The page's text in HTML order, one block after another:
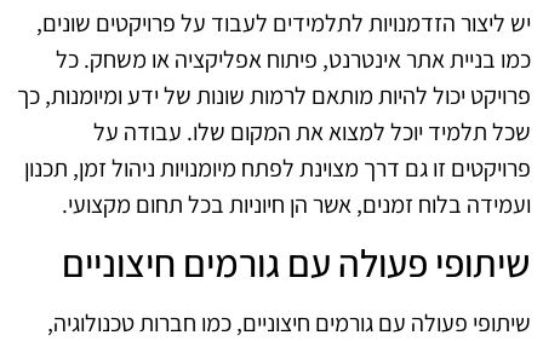
יש ליצור הזדמנויות לתלמידים לעבוד על פרויקטים שונים,
כמו בניית אתר אינטרנט, פיתוח אפליקציה או משחק. כל
פרויקט יכול להיות מותאם לרמות שונות של ידע ומיומנות, כך
שכל תלמיד יוכל למצוא את המקום שלו. עבודה על
פרויקטים זו גם דרך מצוינת לפתח מיומנויות ניהול זמן, תכנון
ועמידה בלוח זמנים, אשר הן חיוניות בכל תחום מקצועי.
שיתופי פעולה עם גורמים חיצוניים
שיתופי פעולה עם גורמים חיצוניים, כמו חברות טכנולוגיה,